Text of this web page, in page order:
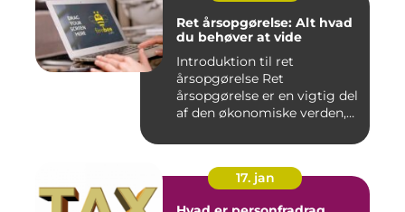
Ret årsopgørelse: Alt hvad
du behøver at vide
Introduktion til ret
årsopgørelse Ret
årsopgørelse er en vigtig del
af den økonomiske verden,
17. jan